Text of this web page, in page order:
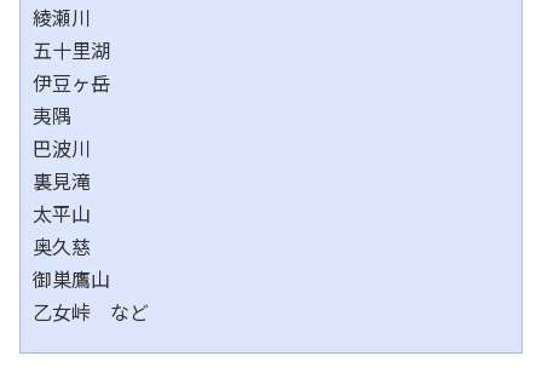
綾瀬川
五十里湖
伊豆ヶ岳
夷隅
巴波川
裏見滝
太平山
奥久慈
御巣鷹山
乙女峠 など